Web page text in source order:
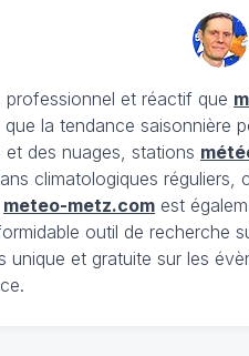
et réactif que
la tendance saisonnière
des nuages, stations
climatologiques
meteo-metz.com est
outil de recherche
unique et gratuite sur les